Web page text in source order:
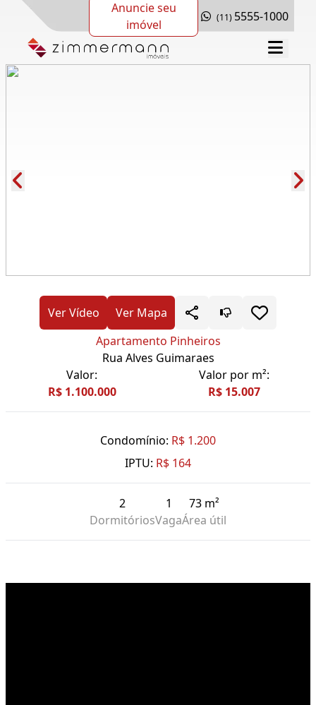
Anuncie seu
imóvel
(11) 5555-1000
Ver Vídeo
Ver Mapa
Apartamento Pinheiros
Rua Alves Guimaraes
Valor:
R$ 1.100.000
Valor por m²:
R$ 15.007
Condomínio: R$ 1.200
IPTU: R$ 164
2
Dormitórios
1
Vaga
73 m²
Área útil